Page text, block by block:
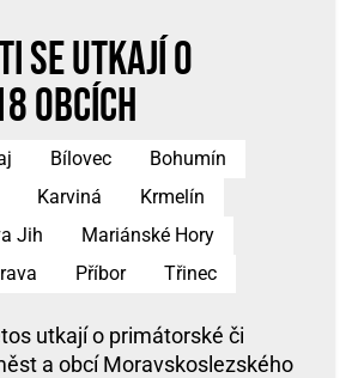
se utkají o
obcích
Bílovec
Bohumín
Karviná
Krmelín
Jih
Mariánské Hory
Příbor Třinec
utkají o primátorské či
a obcí Moravskoslezského